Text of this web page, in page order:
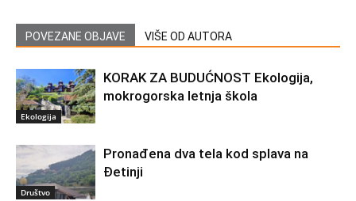
POVEZANE OBJAVE VIŠE OD AUTORA
Ekologija
KORAK ZA BUDUĆNOST Ekologija,
mokrogorska letnja škola
Društvo
Pronađena dva tela kod splava na
Đetinji